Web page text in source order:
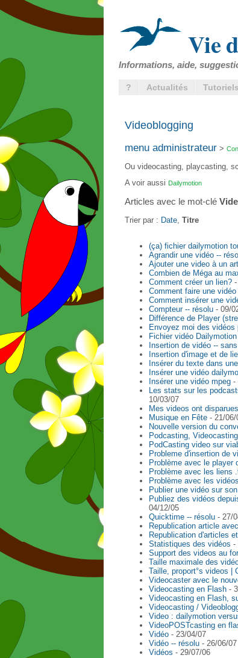
Vie
Informations, aide,
? Actualités Tutoriels
Videoblogging
menu administrateur >
Ou videocasting, playcasting,
A voir aussi Dailymotion
Articles avec le mot-clé
Trier par : Date, Titre
(ça) fichier dailymotion
Agrandir une vidéo --
Ajouter une video à un
Combien de Méga au
Comment créer un lien?
Comment faire une
Comment insérer une
Compteur -- résolu - 09/
Différence de Player
Envoyez moi des vidéos
Fichier vidéo
Insertion de vidéo --
Insertion d'image et de
Insérer du texte dans
Insérer une vidéo
Insérer une vidéo mpeg -
Les stats sur les
10/03/07
Mes videos ont
Musique en Fête - 21/06/
Nouvelle version du
Podcasting,
PodCasting video sur
Probleme d'insertion de
Problème avec le player
Problème avec les liens
Problème avec les
Publier une vidéo sur
Publiez des vidéos
04/12/05
Quicktime -- résolu - 27/
Republication article
Republication d'articles
Statistiques des vidéos -
Support des videos au
Taille maximale des
Taille, proport°s videos |
Videocaster avec le
Videocasting en Flash -
Videocasting en Flash,
Videocasting /
Video : dailymotion
VideoPOSTcasting en
Vidéo - 23/04/07
Vidéo -- résolu - 26/06/07
Vidéos - 29/07/06